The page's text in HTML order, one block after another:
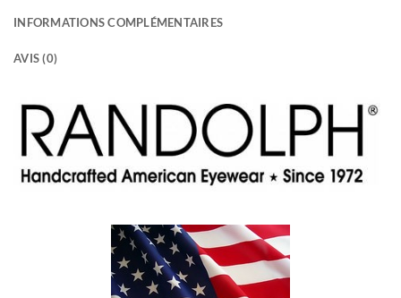
INFORMATIONS COMPLÉMENTAIRES
AVIS (0)